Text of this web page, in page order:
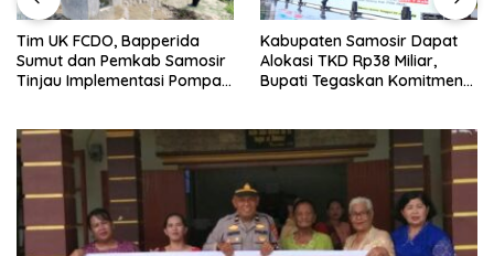
Kabupaten Samosir Dapat
Alokasi TKD Rp38 Miliar,
Bupati Tegaskan Komitmen
Gubernur Sumatera Utara
Bersama Bupati Samosir
Lepas Peserta Lomba 100K